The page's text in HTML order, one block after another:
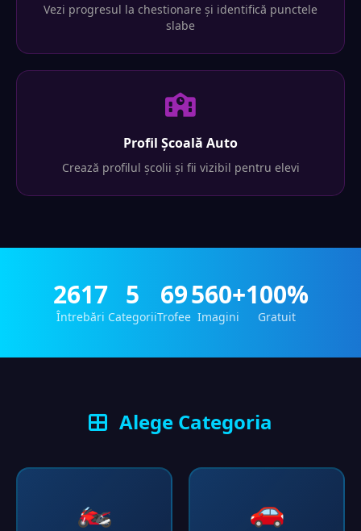
Vezi progresul la chestionare și identifică punctele
slabe
Profil Școală Auto
Crează profilul școlii și fii vizibil pentru elevi
2617
Întrebări
5
Categorii
69
Trofee
560+
Imagini
100%
Gratuit
Alege Categoria
🏍️
🚗